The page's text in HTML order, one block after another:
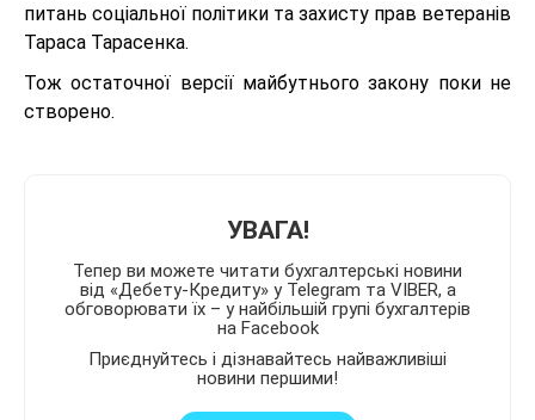
питань соціальної політики та захисту прав ветеранів
Тараса Тарасенка.
Тож остаточної версії майбутнього закону поки не
створено.
УВАГА!
Тепер ви можете читати бухгалтерські новини
від «Дебету-Кредиту» у Telegram та VIBER, а
обговорювати їх – у найбільшій групі бухгалтерів
на Facebook
Приєднуйтесь і дізнавайтесь найважливіші
новини першими!